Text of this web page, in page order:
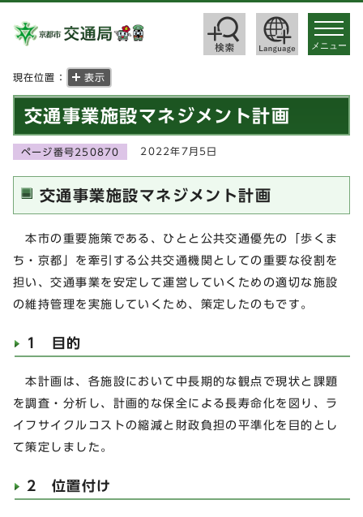
toggle
メニュー
現在位置： 表示
交通事業施設マネジメント計画
ページ番号250870 2022年7月5日
交通事業施設マネジメント計画
本市の重要施策である、ひとと公共交通優先の「歩くま
ち・京都」を牽引する公共交通機関としての重要な役割を
担い、交通事業を安定して運営していくための適切な施設
の維持管理を実施していくため、策定したのもです。
1 目的
本計画は、各施設において中長期的な観点で現状と課題
を調査・分析し、計画的な保全による長寿命化を図り、ラ
イフサイクルコストの縮減と財政負担の平準化を目的とし
て策定しました。
2 位置付け